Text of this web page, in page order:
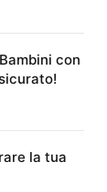
con
la tua